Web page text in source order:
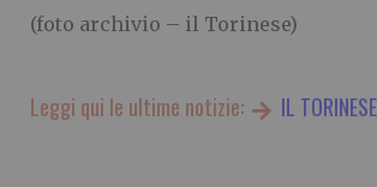
(foto archivio – il Torinese)
Leggi qui le ultime notizie: IL TORINESE